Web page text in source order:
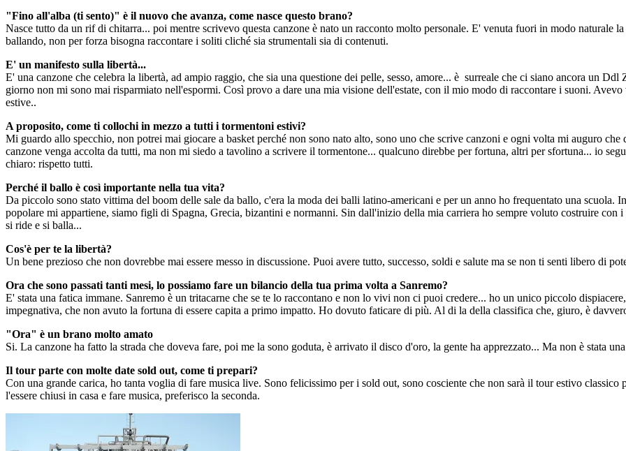
"Fino all'alba (ti sento)" è il nuovo che avanza, come nasce questo brano?
Nasce tutto da un rif di chitarra... poi mentre scrivevo questa canzone è nato un racconto molto personale. E' venuta fuori in modo naturale
ballando, non per forza bisogna raccontare i soliti cliché sia strumentali sia di contenuti.
E' un manifesto sulla libertà...
E' una canzone che celebra la libertà, ad ampio raggio, che sia una questione dei pelle, sesso, amore... è surreale che ci siano ancora un
giorno non mi sono mai risparmiato nell'espormi. Così provo a dare una mia visione dell'estate, con il mio modo di raccontare i suoni.
estive..
A proposito, come ti collochi in mezzo a tutti i tormentoni estivi?
Mi guardo allo specchio, non potrei mai giocare a basket perché non sono nato alto, sono uno che scrive canzoni e ogni volta mi auguro
canzone venga accolta da tutti, ma non mi siedo a tavolino a scrivere il tormentone... qualcuno direbbe per fortuna, altri per sfortuna... io
chiaro: rispetto tutti.
Perché il ballo è così importante nella tua vita?
Da piccolo sono stato vittima del boom delle sale da ballo, c'era la moda dei balli latino-americani e per un anno ho frequentato una scuola.
popolare mi appartiene, siamo figli di Spagna, Grecia, bizantini e normanni. Sin dall'inizio della mia carriera ho sempre voluto costruire
si ride e si balla...
Cos'è per te la libertà?
Un bene prezioso che non dovrebbe mai essere messo in discussione. Puoi avere tutto, successo, soldi e salute ma se non ti senti libero di
Ora che sono passati tanti mesi, lo possiamo fare un bilancio della tua prima volta a Sanremo?
E' stata una fatica immane. Sanremo è un tritacarne che se te lo raccontano e non lo vivi non ci puoi credere... ho un unico piccolo
impegnativa, che non avuto la fortuna di essere capita a primo impatto. Ho dovuto faticare di più. Al di la della classifica che, giuro, è
"Ora" è un brano molto amato
Si. La canzone ha fatto la strada che doveva fare, poi me la sono goduta, è arrivato il disco d'oro, la gente ha apprezzato... Ma non è stata
Il tour parte con molte date sold out, come ti prepari?
Con una grande carica, ho tanta voglia di fare musica live. Sono felicissimo per i sold out, sono cosciente che non sarà il tour estivo classico
l'essere chiusi in casa e fare musica, preferisco la seconda.